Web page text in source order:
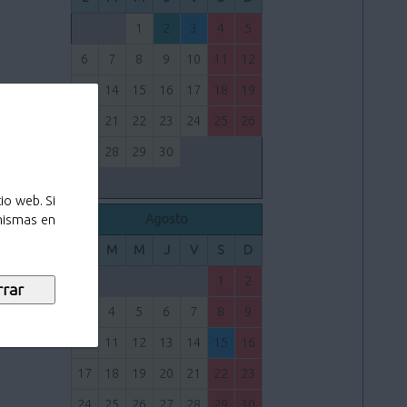
web. Si
en
1 3 4 5
6 7 8 9 10 11 12
14 15 16 17 18 19
21 22 23 24 25 26
28 29 30
M M J V S D
1 2
4 5 6 7 8 9
11 12 13 14 15 16
17 18 19 20 21 22 23
24 25 26 27 28 29 30